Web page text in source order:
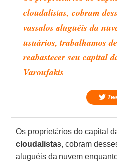
cloudalistas, cobram
vassalos aluguéis da
usuários, trabalhamos
reabastecer seu capital
Varoufakis
Os proprietários do capital
cloudalistas, cobram
aluguéis da nuvem